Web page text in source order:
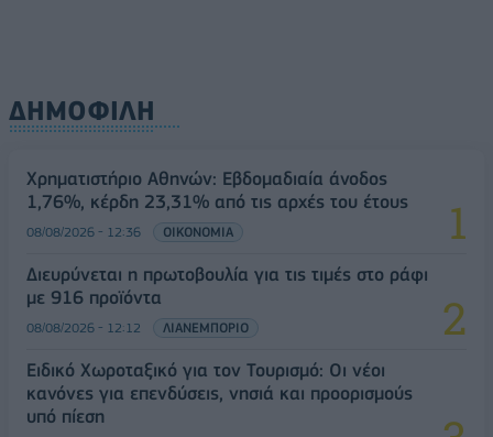
ΔΗΜΟΦΙΛΗ
Χρηματιστήριο Αθηνών: Εβδομαδιαία άνοδος
1,76%, κέρδη 23,31% από τις αρχές του έτους
08/08/2026 - 12:36 ΟΙΚΟΝΟΜΙΑ
Διευρύνεται η πρωτοβουλία για τις τιμές στο ράφι
με 916 προϊόντα
08/08/2026 - 12:12 ΛΙΑΝΕΜΠΟΡΙΟ
Ειδικό Χωροταξικό για τον Τουρισμό: Οι νέοι
κανόνες για επενδύσεις, νησιά και προορισμούς
υπό πίεση